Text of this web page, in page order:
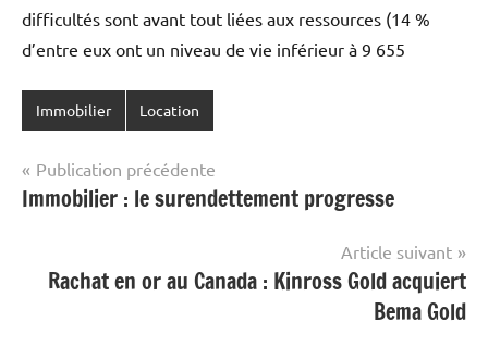
difficultés sont avant tout liées aux ressources (14 %
d’entre eux ont un niveau de vie inférieur à 9 655
Immobilier Location
Navigation
de
Publication précédente
Immobilier : le surendettement progresse
Article suivant
Rachat en or au Canada : Kinross Gold acquiert
Bema Gold